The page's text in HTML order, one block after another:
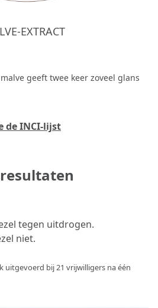
EXTRACT
geeft twee keer zoveel glans
de INCI-lijst
tegen uitdrogen.
niet.
uitgevoerd bij 21 vrijwilligers na één